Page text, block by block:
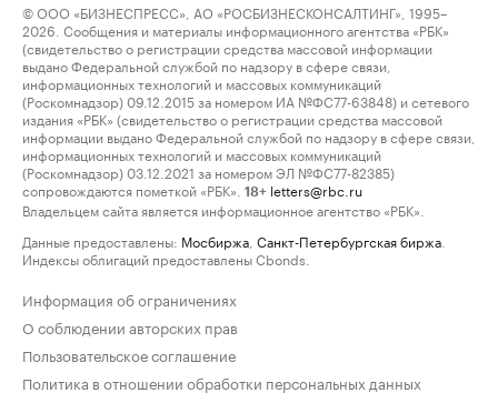
© ООО «БИЗНЕСПРЕСС», АО «РОСБИЗНЕСКОНСАЛТИНГ», 1995–
2026. Сообщения и материалы информационного агентства «РБК»
(свидетельство о регистрации средства массовой информации
выдано Федеральной службой по надзору в сфере связи,
информационных технологий и массовых коммуникаций
(Роскомнадзор) 09.12.2015 за номером ИА №ФС77-63848) и сетевого
издания «РБК» (свидетельство о регистрации средства массовой
информации выдано Федеральной службой по надзору в сфере связи,
информационных технологий и массовых коммуникаций
(Роскомнадзор) 03.12.2021 за номером ЭЛ №ФС77-82385)
сопровождаются пометкой «РБК».
18+ letters@rbc.ru
Владельцем сайта является информационное агентство «РБК».
Данные предоставлены: Мосбиржа Санкт-Петербургская биржа
Индексы облигаций предоставлены Cbonds.
Информация об ограничениях
О соблюдении авторских прав
Пользовательское соглашение
Политика в отношении обработки персональных данных